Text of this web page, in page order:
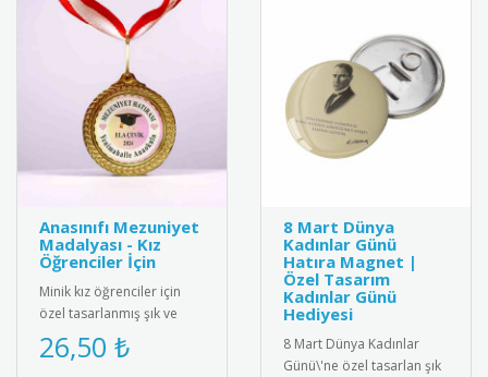
Anasınıfı Mezuniyet
Madalyası - Kız
Öğrenciler İçin
Minik kız öğrenciler için
özel tasarlanmış şık ve
sevimli anasınıfı mezuniyet
madalyası. Kaliteli me..
26,50 ₺
8 Mart Dünya
Kadınlar Günü
Hatıra Magnet |
Özel Tasarım
Kadınlar Günü
Hediyesi
8 Mart Dünya Kadınlar
Günü\'ne özel tasarlan şık